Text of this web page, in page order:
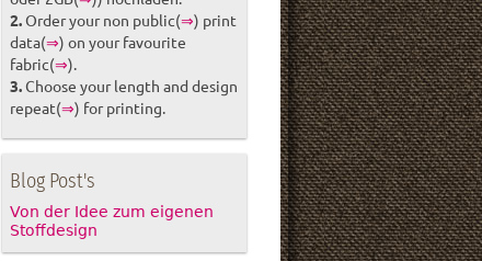
2.Order your non public(⇒) print
data(⇒) on your favourite
fabric(⇒).
3.Choose your length and design
repeat(⇒) for printing.
Blog Post's
Von der Idee zum eigenen
Stoffdesign